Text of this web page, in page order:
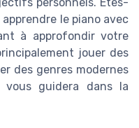
le piano avec
à approfondir votre
jouer des
des genres modernes
vous guidera dans la